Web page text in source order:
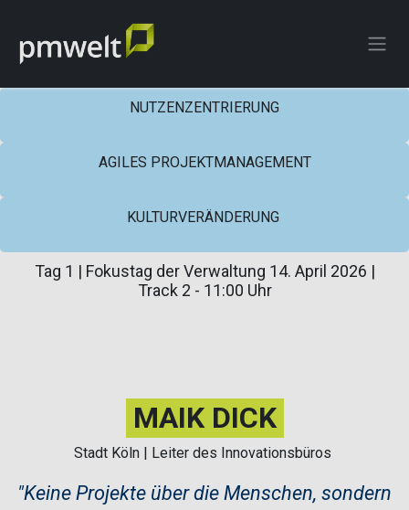
NUTZENZENTRIERUNG
AGILES PROJEKTMANAGEMENT
KULTURVERÄNDERUNG
Tag 1 | Fokustag der Verwaltung 14. April 2026 |
Track 2 - 11:00 Uhr
MAIK DICK
Stadt Köln | Leiter des Innovationsbüros
​"Keine Projekte über die Menschen, sondern